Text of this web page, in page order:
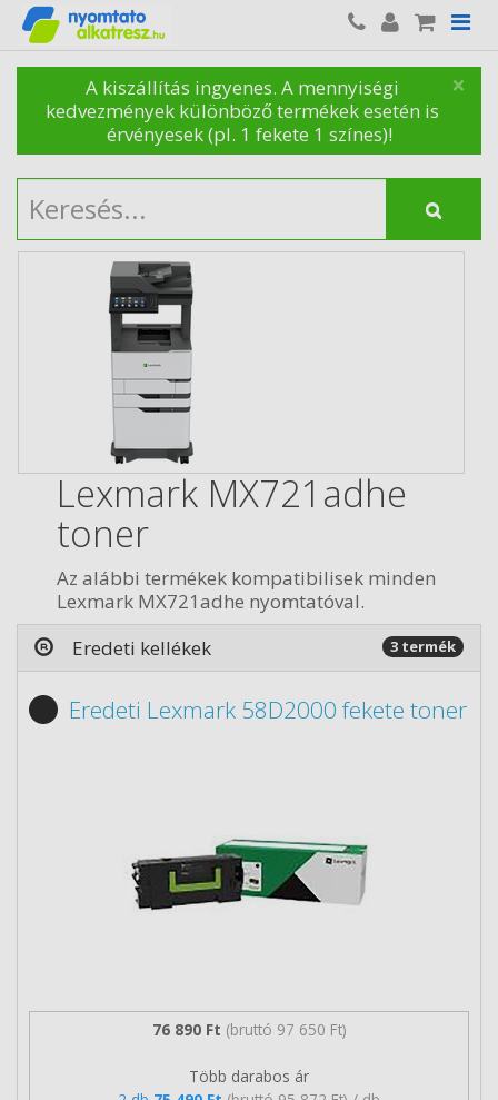
×
A kiszállítás ingyenes. A mennyiségi
kedvezmények különböző termékek esetén is
érvényesek (pl. 1 fekete 1 színes)!
Lexmark MX721adhe
toner
Az alábbi termékek kompatibilisek minden
Lexmark MX721adhe nyomtatóval.
Eredeti kellékek
3 termék
Eredeti Lexmark 58D2000 fekete toner
76 890 Ft (bruttó 97 650 Ft)
Több darabos ár